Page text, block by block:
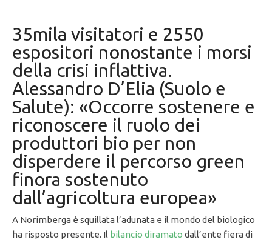
35mila visitatori e 2550
espositori nonostante i morsi
della crisi inflattiva.
Alessandro D’Elia (Suolo e
Salute): «Occorre sostenere e
riconoscere il ruolo dei
produttori bio per non
disperdere il percorso green
finora sostenuto
dall’agricoltura europea»
A Norimberga è squillata l’adunata e il mondo del biologico
ha risposto presente. Il bilancio diramato dall’ente fiera di